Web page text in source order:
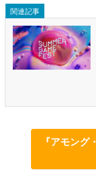
関連記事
『アモン